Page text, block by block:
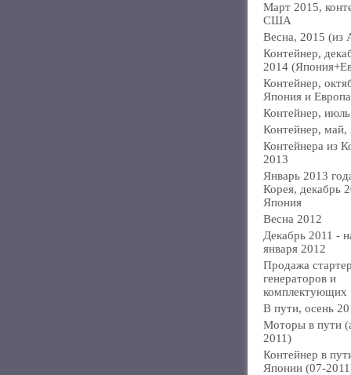
Март 2015,
США
Весна, 2015 (из
Контейнер,
2014
Контейнер,
Япония и
Контейнер,
Контейнер, май,
Контейнера из
2013
Январь 2013
Корея, декабрь
Япония
Весна 2012
Декабрь 2011 -
января 2012
Продажа
генераторов и
комплектующих
В пути, осень
Моторы в пути
2011)
Контейнер в
Японии (07-